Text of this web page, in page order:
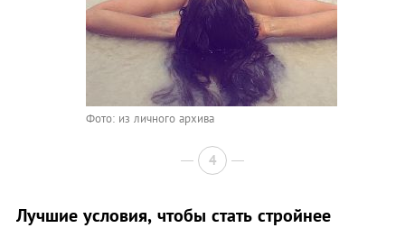
Фото: из личного архива
4
Лучшие условия, чтобы стать стройнее